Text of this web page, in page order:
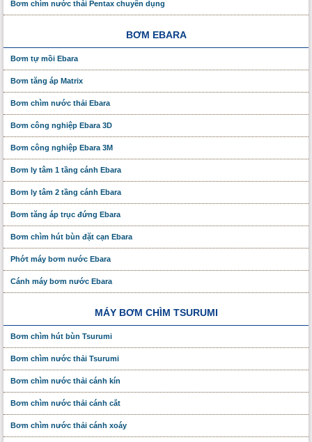
Bơm chìm nước thải Pentax chuyên dụng
BƠM EBARA
Bơm tự mồi Ebara
Bơm tăng áp Matrix
Bơm chìm nước thải Ebara
Bơm công nghiệp Ebara 3D
Bơm công nghiệp Ebara 3M
Bơm ly tâm 1 tầng cánh Ebara
Bơm ly tâm 2 tầng cánh Ebara
Bơm tăng áp trục đứng Ebara
Bơm chìm hút bùn đặt cạn Ebara
Phớt máy bơm nước Ebara
Cánh máy bơm nước Ebara
MÁY BƠM CHÌM TSURUMI
Bơm chìm hút bùn Tsurumi
Bơm chìm nước thải Tsurumi
Bơm chìm nước thải cánh kín
Bơm chìm nước thải cánh cắt
Bơm chìm nước thải cánh xoáy